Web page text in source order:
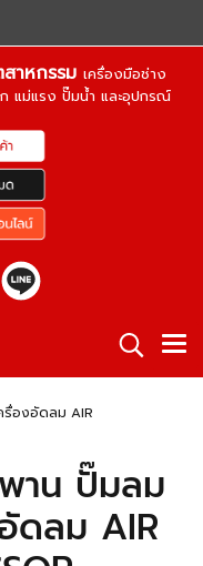
าหกรรม เครื่องมือช่าง
แม่แรง ปั๊มน้ำ และอุปกรณ์
องอัดลม AIR
าน ปั๊มลม
ดลม AIR